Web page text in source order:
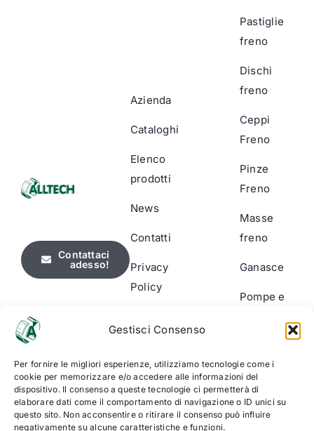
Gestisci Consenso
Per fornire le migliori esperienze, utilizziamo tecnologie come i
cookie per memorizzare e/o accedere alle informazioni del
dispositivo. Il consenso a queste tecnologie ci permetterà di
elaborare dati come il comportamento di navigazione o ID unici su
questo sito. Non acconsentire o ritirare il consenso può influire
negativamente su alcune caratteristiche e funzioni.
Contattaci
adesso!
Azienda
Cataloghi
Elenco
prodotti
News
Contatti
Privacy
Policy
Policy
Pastiglie
freno
Dischi
freno
Ceppi
Freno
Pinze
Freno
Masse
freno
Ganasce
Pompe e
usura
Accessori
& Kit di